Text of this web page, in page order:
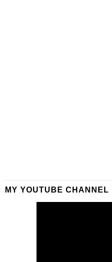
MY YOUTUBE CHANNEL